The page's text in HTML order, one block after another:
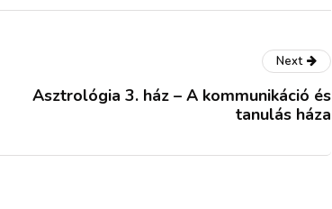
Next
Asztrológia 3. ház – A kommunikáció és
tanulás háza